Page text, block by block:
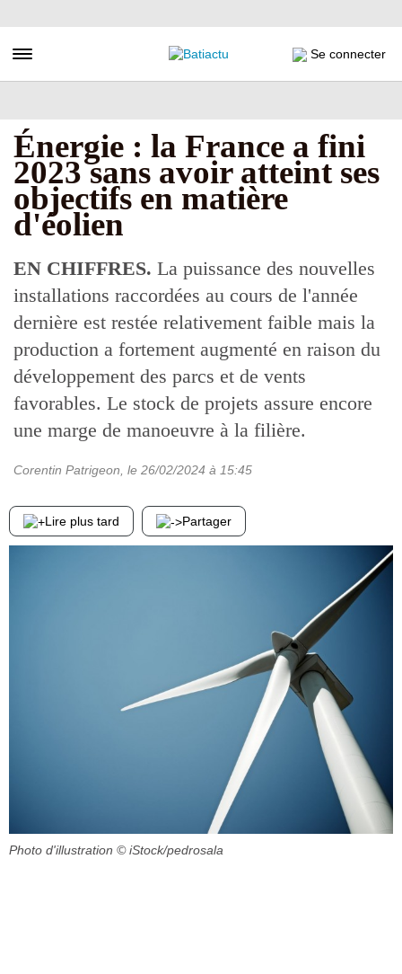
au
principal
Toggle navigation Se connecter
Énergie : la France a fini
2023 sans avoir atteint ses
objectifs en matière
d'éolien
EN CHIFFRES. La puissance des nouvelles
installations raccordées au cours de l'année
dernière est restée relativement faible mais la
production a fortement augmenté en raison du
développement des parcs et de vents
favorables. Le stock de projets assure encore
une marge de manoeuvre à la filière.
Corentin Patrigeon , le 26/02/2024 à 15:45
Lire plus tard Partager
Photo d'illustration © iStock/pedrosala